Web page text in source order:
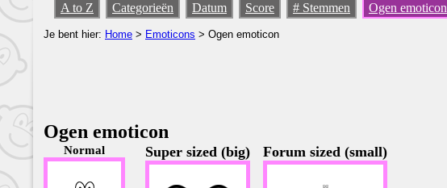
A to Z Categorieën Datum Score # Stemmen Ogen emoticon
Je bent hier: Home > Emoticons > Ogen emoticon
Ogen emoticon
Normal Super sized (big) Forum sized (small)